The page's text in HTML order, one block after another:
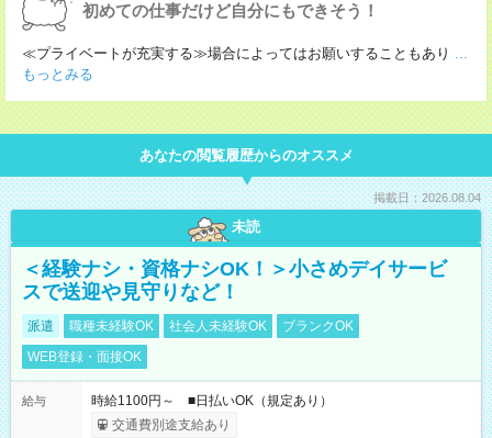
初めての仕事だけど自分にもできそう！
≪プライベートが充実する≫場合によってはお願いすることもあり ...
もっとみる
あなたの閲覧履歴からのオススメ
掲載日：2026.08.04
未読
＜経験ナシ・資格ナシOK！＞小さめデイサービ
スで送迎や見守りなど！
派遣 職種未経験OK 社会人未経験OK
ブランクOK
WEB登録・面接OK
給与
時給1100円～ ■日払いOK（規定あり）
交通費別途支給あり